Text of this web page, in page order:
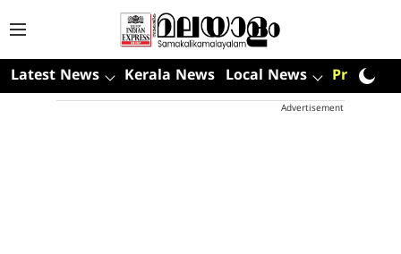
Latest News Kerala News Local News Premium
Advertisement